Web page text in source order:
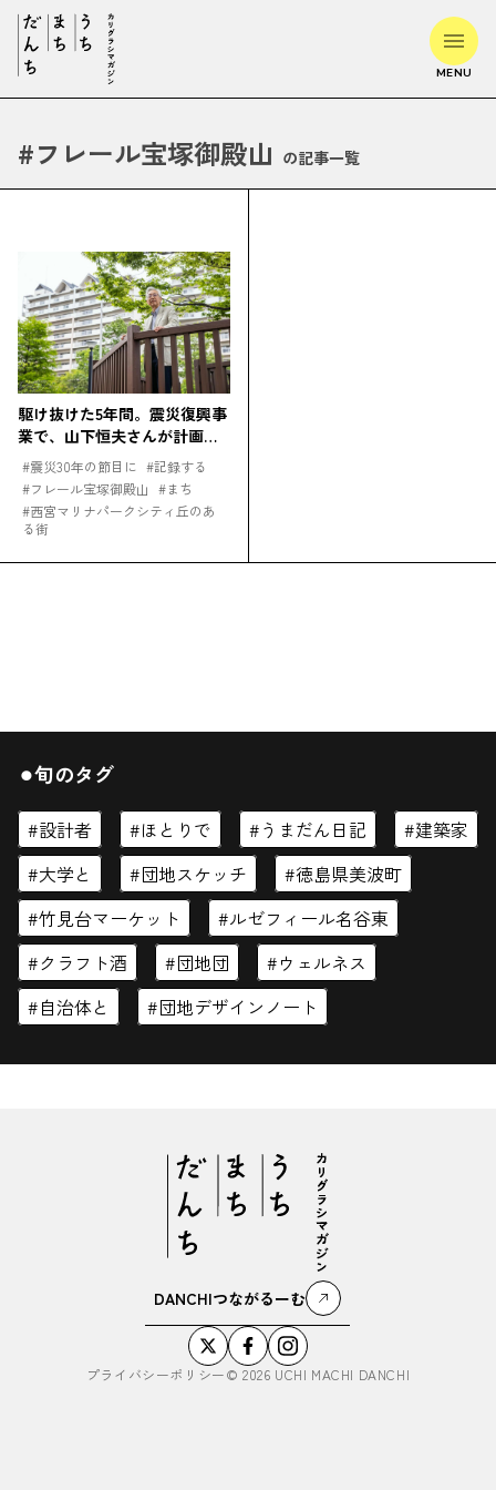
MENU
#フレール宝塚御殿山 の記事一覧
駆け抜けた5年間。震災復興事
業で、山下恒夫さんが計画に
携わった復興住宅を訪ねて
#震災30年の節目に #記録する
#フレール宝塚御殿山 #まち
#西宮マリナパークシティ丘のあ
る街
⚫︎旬のタグ
設計者 ほとりで うまだん日記
建築家
大学と
団地スケッチ
徳島県美波町
竹見台マーケット
ルゼフィール名谷東
クラフト酒
団地団
ウェルネス
自治体と
団地デザインノート
DANCHIつながるーむ
プライバシーポリシー© 2026 UCHI MACHI DANCHI
閉じる